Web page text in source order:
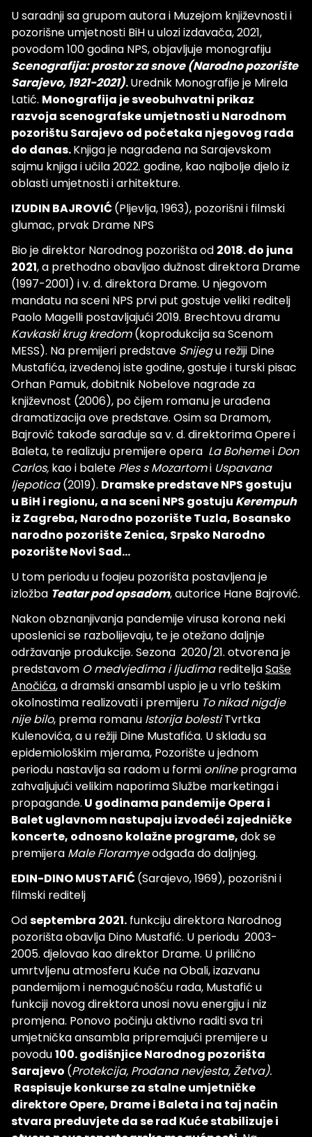
U saradnji sa grupom autora i Muzejom književnosti i
pozorišne umjetnosti BiH u ulozi izdavača, 2021,
povodom 100 godina NPS, objavljuje monografiju
Scenografija: prostor za snove (Narodno pozorište
Sarajevo, 1921-2021).Urednik Monografije je Mirela
Latić. Monografija je sveobuhvatni prikaz
razvoja scenografske umjetnosti u Narodnom
pozorištu Sarajevo od početaka njegovog rada
do danas.Knjiga je nagrađena na Sarajevskom
sajmu knjiga i učila 2022. godine, kao najbolje djelo iz
oblasti umjetnosti i arhitekture.
IZUDIN BAJROVIĆ(Pljevlja, 1963), pozorišni i filmski
glumac, prvak Drame NPS
Bio je direktor Narodnog pozorišta od 2018. do juna
2021, a prethodno obavljao dužnost direktora Drame
(1997-2001) i v. d. direktora Drame. U njegovom
mandatu na sceni NPS prvi put gostuje veliki reditelj
Paolo Magelli postavljajući 2019. Brechtovu dramu
Kavkaski krug kredom(koprodukcija sa Scenom
MESS). Na premijeri predstave Snijegu režiji Dine
Mustafića, izvedenoj iste godine, gostuje i turski pisac
Orhan Pamuk, dobitnik Nobelove nagrade za
književnost (2006), po čijem romanu je urađena
dramatizacija ove predstave. Osim sa Dramom,
Bajrović takođe sarađuje sa v. d. direktorima Opere i
Baleta, te realizuju premijere opera La Bohemei Don
Carlos, kao i balete Ples s Mozartomi Uspavana
ljepotica(2019). Dramske predstave NPS gostuju
u BiH i regionu, a na sceni NPS gostuju Kerempuh
iz Zagreba, Narodno pozorište Tuzla, Bosansko
narodno pozorište Zenica, Srpsko Narodno
pozorište Novi Sad...
U tom periodu u foajeu pozorišta postavljena je
izložba Teatar pod opsadom, autorice Hane Bajrović.
Nakon obznanjivanja pandemije virusa korona neki
uposlenici se razbolijevaju, te je otežano daljnje
održavanje produkcije. Sezona 2020/21. otvorena je
predstavom O medvjedima i ljudimarediteljaSaše
Anočića, a dramski ansambl uspio je u vrlo teškim
okolnostima realizovati i premijeru To nikad nigdje
nije bilo, prema romanu Istorija bolestiTvrtka
Kulenovića, a u režiji Dine Mustafića. U skladu sa
epidemiološkim mjerama, Pozorište u jednom
periodu nastavlja sa radom u formi onlineprograma
zahvaljujući velikim naporima Službe marketinga i
propagande. U godinama pandemije Opera i
Balet uglavnom nastupaju izvodeći zajedničke
koncerte, odnosno kolažne programe,dok se
premijera Male Floramyeodgađa do daljnjeg.
EDIN-DINO MUSTAFIĆ(Sarajevo, 1969), pozorišni i
filmski reditelj
Odseptembra 2021. funkciju direktora Narodnog
pozorišta obavlja Dino Mustafić. U periodu 2003-
2005. djelovao kao direktor Drame. U prilično
umrtvljenu atmosferu Kuće na Obali, izazvanu
pandemijom i nemogućnošću rada, Mustafić u
funkciji novog direktora unosi novu energiju i niz
promjena. Ponovo počinju aktivno raditi sva tri
umjetnička ansambla pripremajući premijere u
povodu100. godišnjice Narodnog pozorišta
Sarajevo (Protekcija, Prodana nevjesta,Žetva).
Raspisuje konkurse za stalne umjetničke
direktore Opere, Drame i Baleta i na taj način
stvara preduvjete da se rad Kuće stabilizuje i